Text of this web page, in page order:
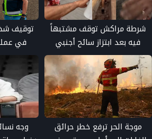
شرطة مراكش توقف مشتبهاً
فيه بعد ابتزاز سائح أجنبي
والاعتداء عليه داخل المدينة
العتيقة
توقيف
في
موجة الحر ترفع خطر حرائق
وجه